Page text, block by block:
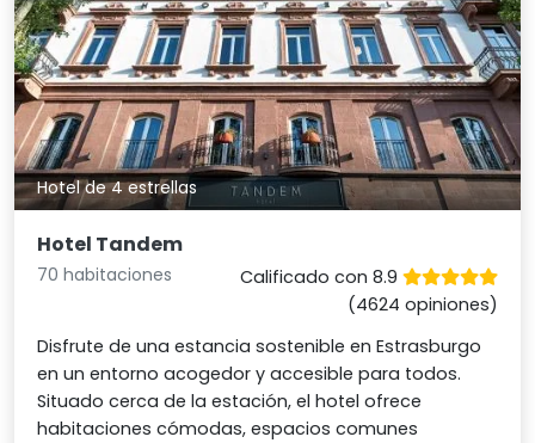
Hotel de 4 estrellas
Hotel Tandem
70 habitaciones
Calificado con 8.9
(4624 opiniones)
Disfrute de una estancia sostenible en Estrasburgo
en un entorno acogedor y accesible para todos.
Situado cerca de la estación, el hotel ofrece
habitaciones cómodas, espacios comunes